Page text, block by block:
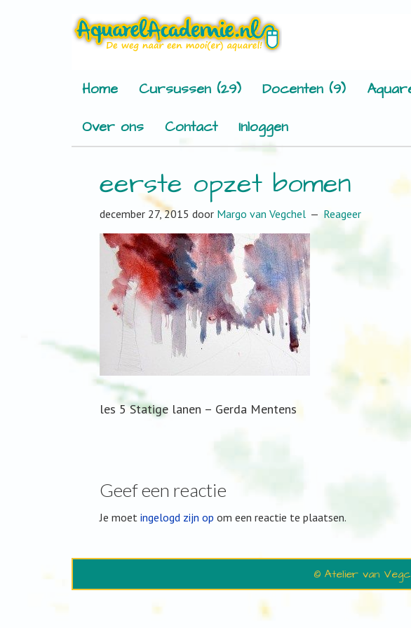
Home Cursussen (29) Docenten (9)
Over ons
Contact Inloggen
eerste opzet bomen
december 27, 2015 door Margo van Vegchel Reageer
les 5 Statige lanen – Gerda Mentens
Geef een reactie
Je moet ingelogd zijn op om een reactie te plaatsen.
© Atelier van